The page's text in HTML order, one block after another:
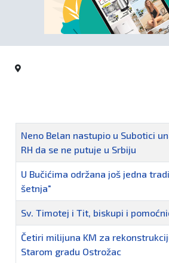
kronika
Politika
Naziv
Neno Belan nastupio u Subotici
RH da se ne putuje u Srbiju
U Bučićima održana još jedna
šetnja"
Sv. Timotej i Tit, biskupi i
Četiri milijuna KM za
Starom gradu Ostrožac